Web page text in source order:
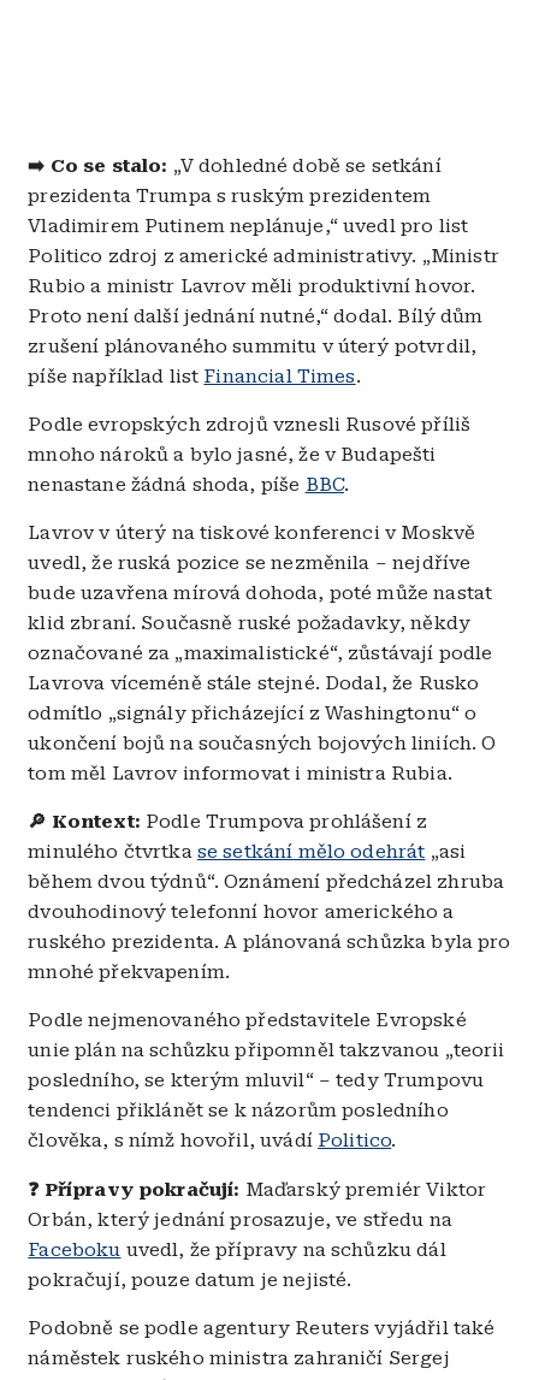
➡️ Co se stalo: „V dohledné době se setkání
prezidenta Trumpa s ruským prezidentem
Vladimirem Putinem neplánuje,“ uvedl pro list
Politico zdroj z americké administrativy. „Ministr
Rubio a ministr Lavrov měli produktivní hovor.
Proto není další jednání nutné,“ dodal. Bílý dům
zrušení plánovaného summitu v úterý potvrdil,
píše například list Financial Times.
Podle evropských zdrojů vznesli Rusové příliš
mnoho nároků a bylo jasné, že v Budapešti
nenastane žádná shoda, píše BBC.
Lavrov v úterý na tiskové konferenci v Moskvě
uvedl, že ruská pozice se nezměnila – nejdříve
bude uzavřena mírová dohoda, poté může nastat
klid zbraní. Současně ruské požadavky, někdy
označované za „maximalistické“, zůstávají podle
Lavrova víceméně stále stejné. Dodal, že Rusko
odmítlo „signály přicházející z Washingtonu“ o
ukončení bojů na současných bojových liniích. O
tom měl Lavrov informovat i ministra Rubia.
🔎 Kontext: Podle Trumpova prohlášení z
minulého čtvrtka se setkání mělo odehrát „asi
během dvou týdnů“. Oznámení předcházel zhruba
dvouhodinový telefonní hovor amerického a
ruského prezidenta. A plánovaná schůzka byla pro
mnohé překvapením.
Podle nejmenovaného představitele Evropské
unie plán na schůzku připomněl takzvanou „teorii
posledního, se kterým mluvil“ – tedy Trumpovu
tendenci přiklánět se k názorům posledního
člověka, s nímž hovořil, uvádí Politico.
❓ Přípravy pokračují: Maďarský premiér Viktor
Orbán, který jednání prosazuje, ve středu na
Faceboku uvedl, že přípravy na schůzku dál
pokračují, pouze datum je nejisté.
Podobně se podle agentury Reuters vyjádřil také
náměstek ruského ministra zahraničí Sergej